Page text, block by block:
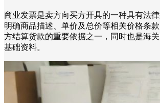
商业发票是卖方向买方开具的一种具有法
明确商品描述、单价及总价等相关价格条
方结算货款的重要依据之一，同时也是海
基础资料。